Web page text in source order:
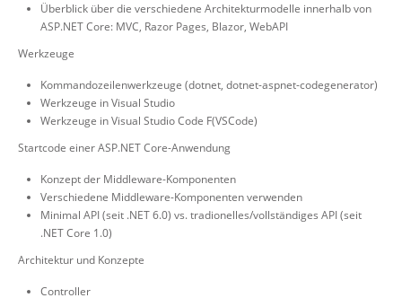
Überblick über die verschiedene Architekturmodelle innerhalb von
ASP.NET Core: MVC, Razor Pages, Blazor, WebAPI
Werkzeuge
Kommandozeilenwerkzeuge (dotnet, dotnet-aspnet-codegenerator)
Werkzeuge in Visual Studio
Werkzeuge in Visual Studio Code F(VSCode)
Startcode einer ASP.NET Core-Anwendung
Konzept der Middleware-Komponenten
Verschiedene Middleware-Komponenten verwenden
Minimal API (seit .NET 6.0) vs. tradionelles/vollständiges API (seit
.NET Core 1.0)
Architektur und Konzepte
Controller